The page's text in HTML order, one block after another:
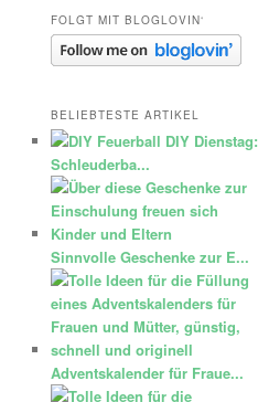
FOLGT MIT BLOGLOVIN‘
BELIEBTESTE ARTIKEL
DIY Dienstag:
Schleuderba...
Sinnvolle Geschenke zur E...
Adventskalender für Fraue...